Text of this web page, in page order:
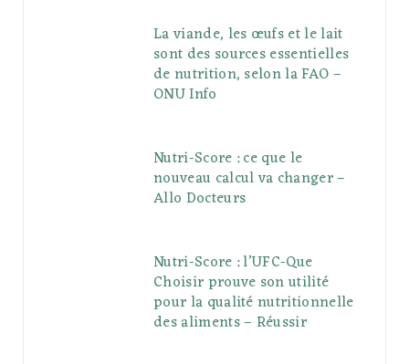
La viande, les œufs et le lait
sont des sources essentielles
de nutrition, selon la FAO –
ONU Info
Nutri-Score : ce que le
nouveau calcul va changer –
Allo Docteurs
Nutri-Score : l’UFC-Que
Choisir prouve son utilité
pour la qualité nutritionnelle
des aliments – Réussir